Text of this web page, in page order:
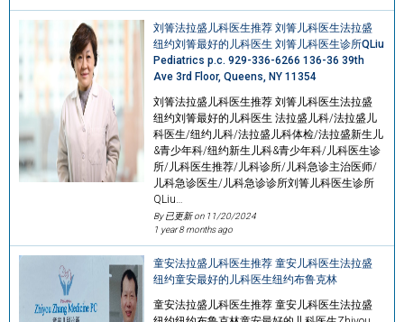
刘箐法拉盛儿科医生推荐 刘箐儿科医生法拉盛
纽约刘箐最好的儿科医生 刘箐儿科医生诊所QLiu
Pediatrics p.c. 929-336-6266 136-36 39th
Ave 3rd Floor, Queens, NY 11354
刘箐法拉盛儿科医生推荐 刘箐儿科医生法拉盛
纽约刘箐最好的儿科医生 法拉盛儿科/法拉盛儿
科医生/纽约儿科/法拉盛儿科体检/法拉盛新生儿
&青少年科/纽约新生儿科&青少年科/儿科医生诊
所/儿科医生推荐/儿科诊所/儿科急诊主治医师/
儿科急诊医生/儿科急诊诊所刘箐儿科医生诊所
QLiu…
By 已更新 on 11/20/2024
1 year 8 months ago
童安法拉盛儿科医生推荐 童安儿科医生法拉盛
纽约童安最好的儿科医生纽约布鲁克林
童安法拉盛儿科医生推荐 童安儿科医生法拉盛